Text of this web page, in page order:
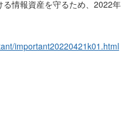
情報資産を守るため、2022年
important20220421k01.html